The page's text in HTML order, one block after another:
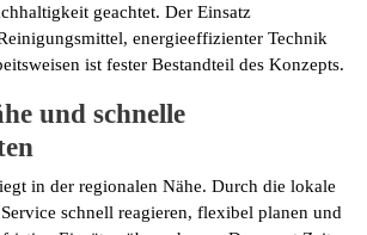
geachtet. Der Einsatz
energieeffizienter Technik
ist fester Bestandteil des Konzepts.
und schnelle
in der regionalen Nähe. Durch die lokale
schnell reagieren, flexibel planen und